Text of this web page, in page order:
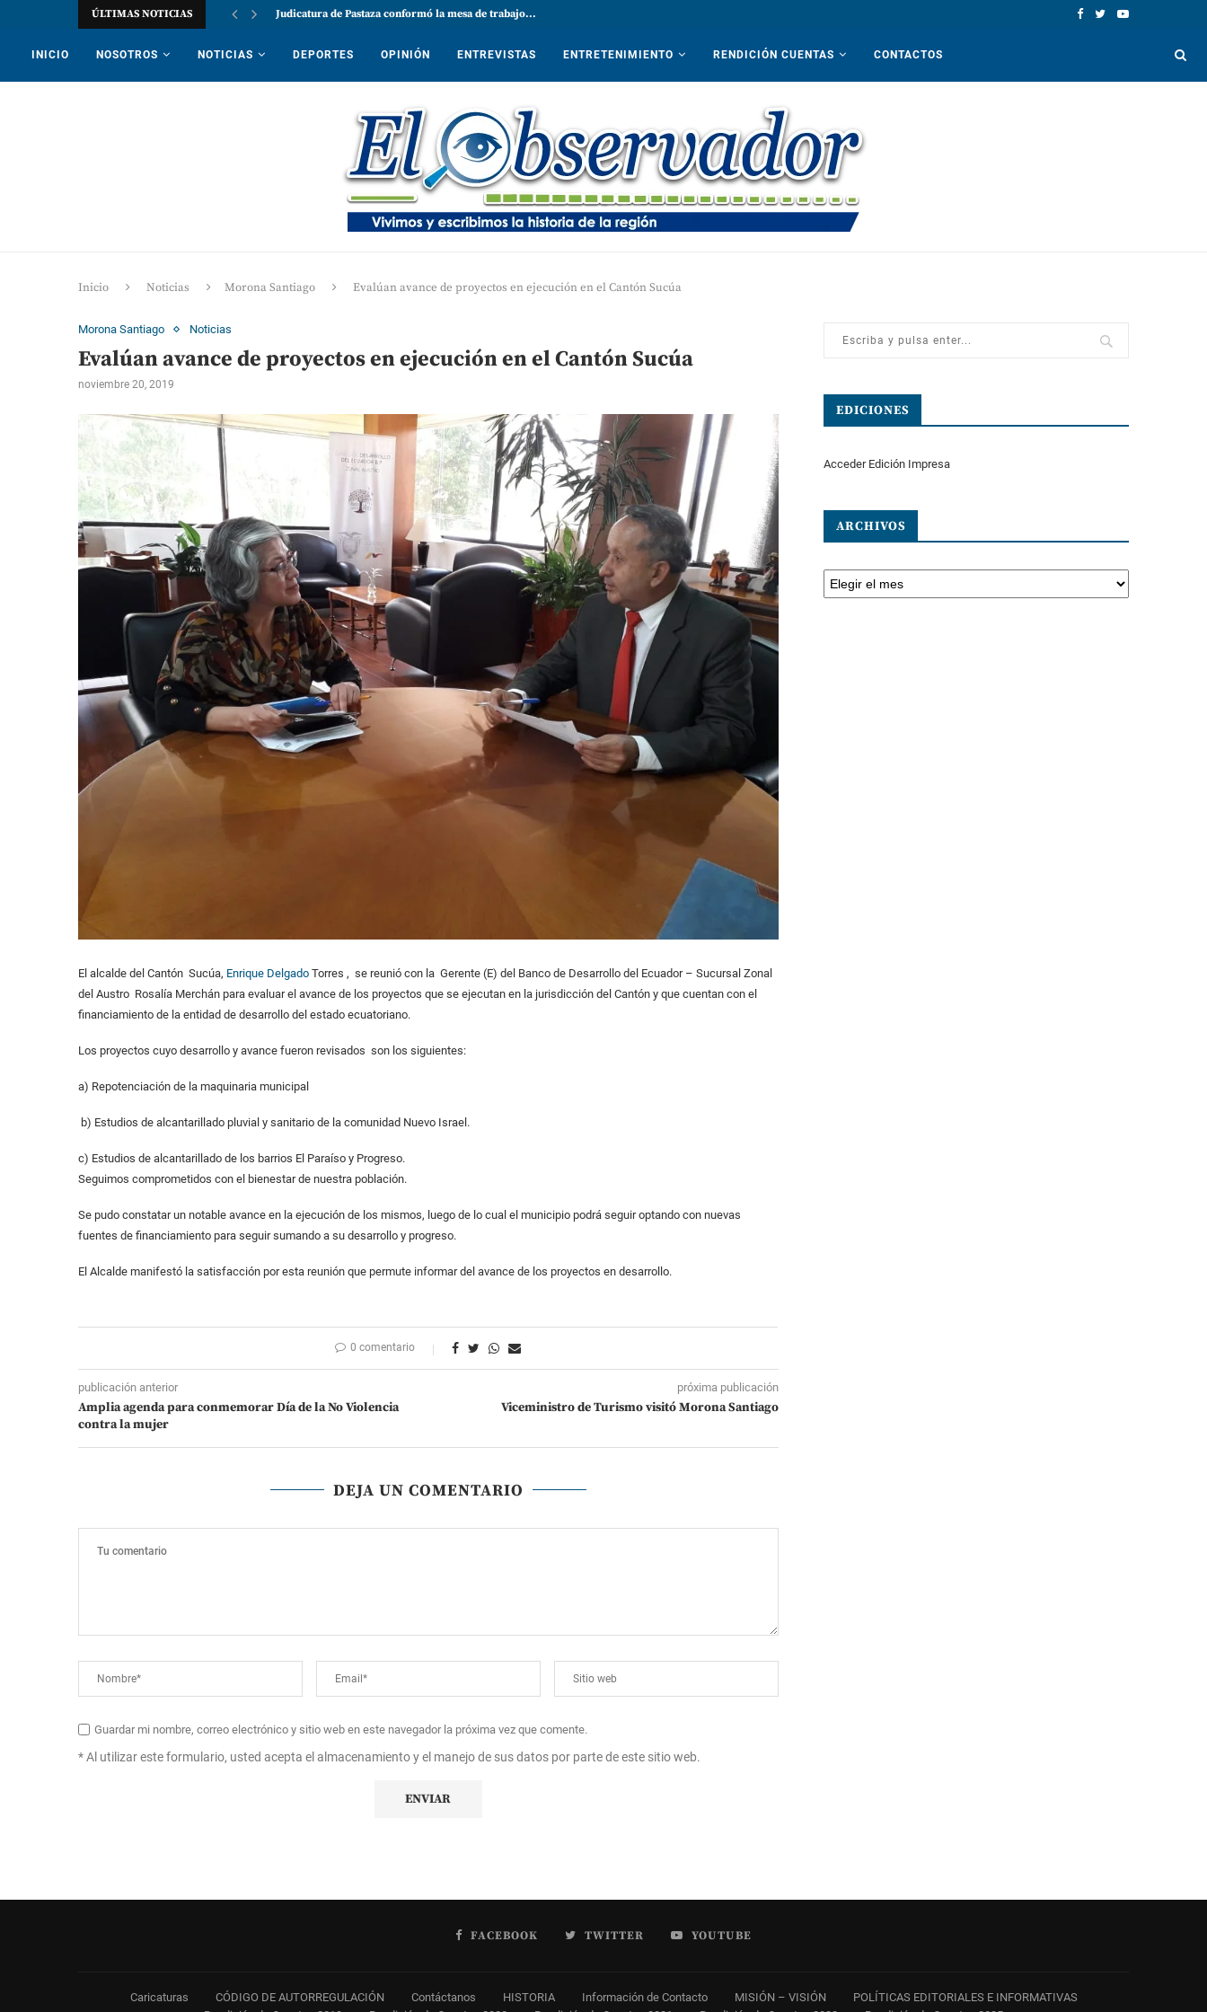
ÚLTIMAS NOTICIAS Judicatura de Pastaza conformó la mesa de trabajo...
INICIO NOSOTROS NOTICIAS DEPORTES OPINIÓN ENTREVISTAS ENTRETENIMIENTO RENDICIÓN CUENTAS CONTACTOS
Inicio Noticias Morona Santiago Evalúan avance de proyectos en ejecución en el Cantón Sucúa
Morona Santiago Noticias
Evalúan avance de proyectos en ejecución en el Cantón Sucúa
noviembre 20, 2019
El alcalde del Cantón Sucúa, Enrique Delgado Torres , se reunió con la Gerente (E) del Banco de Desarrollo del Ecuador – Sucursal Zonal
del Austro Rosalía Merchán para evaluar el avance de los proyectos que se ejecutan en la jurisdicción del Cantón y que cuentan con el
financiamiento de la entidad de desarrollo del estado ecuatoriano.
Los proyectos cuyo desarrollo y avance fueron revisados son los siguientes:
a) Repotenciación de la maquinaria municipal
b) Estudios de alcantarillado pluvial y sanitario de la comunidad Nuevo Israel.
c) Estudios de alcantarillado de los barrios El Paraíso y Progreso.
Seguimos comprometidos con el bienestar de nuestra población.
Se pudo constatar un notable avance en la ejecución de los mismos, luego de lo cual el municipio podrá seguir optando con nuevas
fuentes de financiamiento para seguir sumando a su desarrollo y progreso.
El Alcalde manifestó la satisfacción por esta reunión que permute informar del avance de los proyectos en desarrollo.
0 comentario
publicación anterior
Amplia agenda para conmemorar Día de la No Violencia
contra la mujer
próxima publicación
Viceministro de Turismo visitó Morona Santiago
DEJA UN COMENTARIO
Guardar mi nombre, correo electrónico y sitio web en este navegador la próxima vez que comente.
* Al utilizar este formulario, usted acepta el almacenamiento y el manejo de sus datos por parte de este sitio web.
EDICIONES
Acceder Edición Impresa
ARCHIVOS
FACEBOOK TWITTER YOUTUBE
Caricaturas CÓDIGO DE AUTORREGULACIÓN Contáctanos HISTORIA Información de Contacto MISIÓN – VISIÓN
POLÍTICAS EDITORIALES E INFORMATIVAS